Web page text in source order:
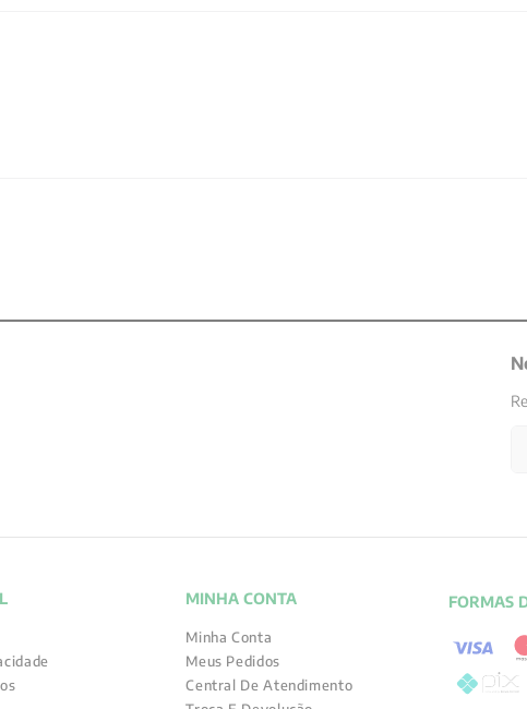
MINHA CONTA
Minha Conta
Meus Pedidos
Central De Atendimento
FORMAS